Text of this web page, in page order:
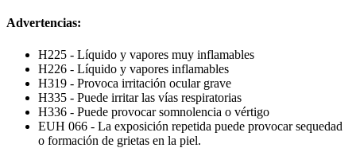
Advertencias:
H225 - Líquido y vapores muy inflamables
H226 - Líquido y vapores inflamables
H319 - Provoca irritación ocular grave
H335 - Puede irritar las vías respiratorias
H336 - Puede provocar somnolencia o vértigo
EUH 066 - La exposición repetida puede provocar sequedad
o formación de grietas en la piel.